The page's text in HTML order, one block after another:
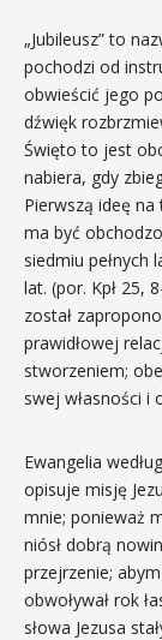
„Jubileusz” to
pochodzi od
obwieścić jego
dźwięk
Święto to jest
nabiera, gdy
Pierwszą ideę
ma być
siedmiu pełnych
lat. (por. Kpł 25,
został
prawidłowej
stworzeniem;
swej własności i
Ewangelia
opisuje misję
mnie; ponieważ
niósł dobrą
przejrzenie;
obwoływał rok
słowa Jezusa